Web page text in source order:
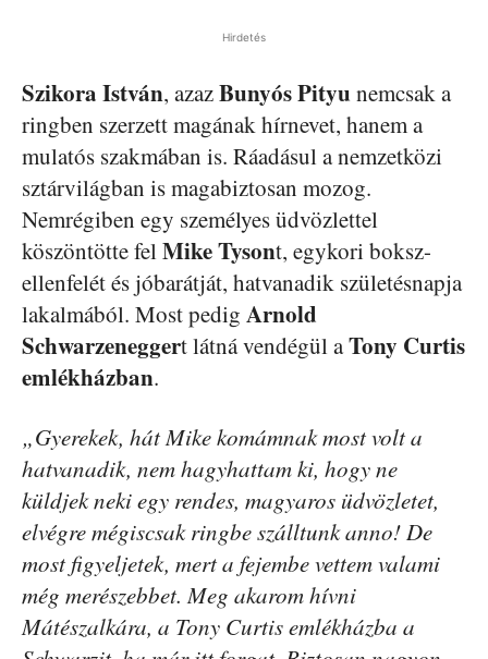
Hirdetés
Szikora István, azazBunyós Pityunemcsak a
ringben szerzett magának hírnevet, hanem a
mulatós szakmában is. Ráadásul a nemzetközi
sztárvilágban is magabiztosan mozog.
Nemrégiben egy személyes üdvözlettel
köszöntötte felMike Tysont, egykori boksz-
ellenfelét és jóbarátját, hatvanadik születésnapja
lakalmából. Most pedig Arnold
Schwarzeneggert látná vendégül aTony Curtis
emlékházban.
„Gyerekek, hát Mike komámnak most volt a
hatvanadik, nem hagyhattam ki, hogy ne
küldjek neki egy rendes, magyaros üdvözletet,
elvégre mégiscsak ringbe szálltunk anno! De
most figyeljetek, mert a fejembe vettem valami
még merészebbet. Meg akarom hívni
Mátészalkára, a Tony Curtis emlékházba a